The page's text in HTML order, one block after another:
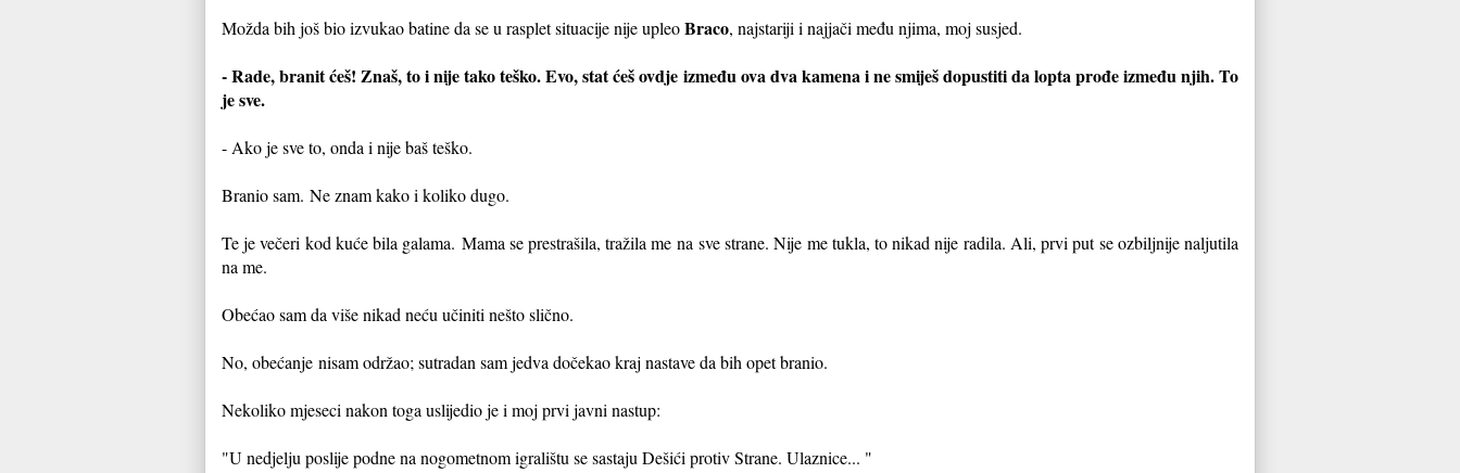
Možda bih još bio izvukao batine da se u rasplet situacije nije upleoBraco, najstariji i najjači među njima, moj susjed.
- Rade, branit ćeš! Znaš, to i nije tako teško. Evo, stat ćeš ovdje između ova dva kamena i ne smiješ dopustiti da lopta prođe između njih. To
je sve.
- Ako je sve to, onda i nije baš teško.
Branio sam. Ne znam kako i koliko dugo.
Te je večeri kod kuće bila galama. Mama se prestrašila, tražila me na sve strane. Nije me tukla, to nikad nije radila. Ali, prvi put se ozbiljnije naljutila
na me.
Obećao sam da više nikad neću učiniti nešto slično.
No, obećanje nisam održao; sutradan sam jedva dočekao kraj nastave da bih opet branio.
Nekoliko mjeseci nakon toga uslijedio je i moj prvi javni nastup:
"U nedjelju poslije podne na nogometnom igralištu se sastaju Dešići protiv Strane. Ulaznice... "